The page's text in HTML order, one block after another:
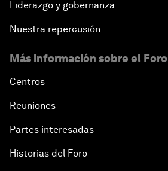
Liderazgo y gobernanza
Nuestra repercusión
Más información sobre el Foro
Centros
Reuniones
Partes interesadas
Historias del Foro